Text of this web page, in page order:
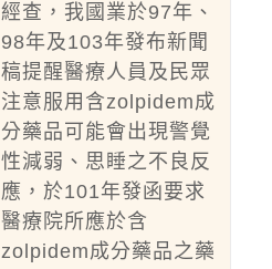
經查，我國業於97年、
98年及103年發布新聞
稿提醒醫療人員及民眾
注意服用含zolpidem成
分藥品可能會出現警覺
性減弱、思睡之不良反
應，於101年發函要求
醫療院所應於含
zolpidem成分藥品之藥